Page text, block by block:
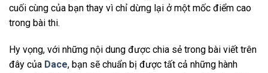
cuối cùng của bạn thay vì chỉ dừng lại ở một mốc điểm cao
trong bài thi.
Hy vọng, với những nội dung được chia sẻ trong bài viết trên
đây của Dace, bạn sẽ chuẩn bị được tất cả những hành